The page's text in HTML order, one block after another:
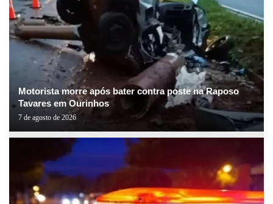
Motorista morre após bater contra poste na Raposo
Tavares em Ourinhos
7 de agosto de 2026